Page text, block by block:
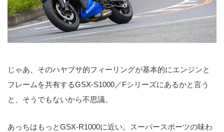
じゃあ、そのハヤブサ的フィーリングが基本的にエンジンと
フレームを共有するGSX-S1000／Fシリーズにあるかと言う
と、そうでもないから不思議。
あっちはもっとGSX-R1000に近い。スーパースポーツの味わ